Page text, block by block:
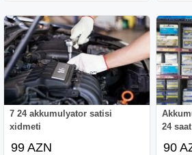
7 24 akkumulyator satisi
xidmeti
99 AZN
24 saat
90